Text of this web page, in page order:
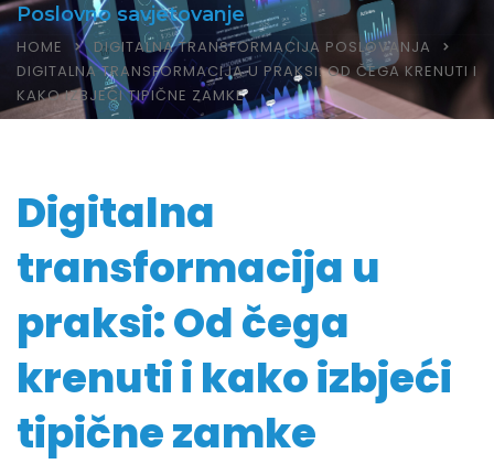
Poslovno savjetovanje
HOME
DIGITALNA TRANSFORMACIJA POSLOVANJA
DIGITALNA TRANSFORMACIJA U PRAKSI: OD ČEGA KRENUTI I
KAKO IZBJEĆI TIPIČNE ZAMKE
Digitalna
transformacija u
praksi: Od čega
krenuti i kako izbjeći
tipične zamke